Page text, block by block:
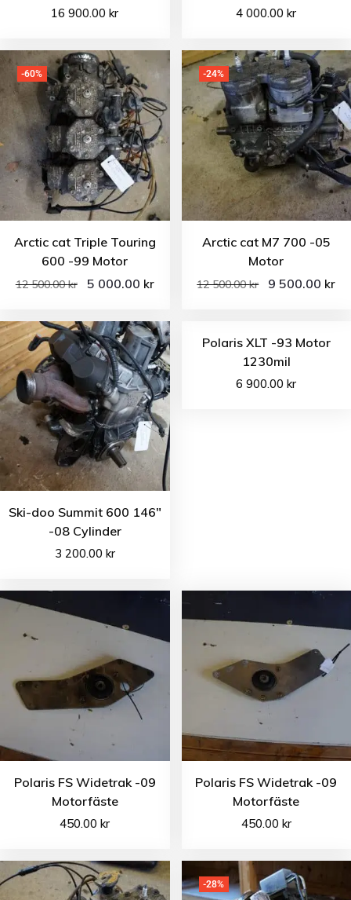
16 900.00kr 4 000.00kr
-60%
Arctic cat Triple Touring
600 -99 Motor
12 500.00kr 5 000.00 kr
-24%
Arctic cat M7 700 -05
Motor
12 500.00kr 9 500.00 kr
Ski-doo Summit 600 146″
-08 Cylinder
3 200.00 kr
Polaris XLT -93 Motor
1230mil
6 900.00kr
Polaris FS Widetrak -09
Motorfäste
450.00kr
Polaris FS Widetrak -09
Motorfäste
450.00 kr
-28%